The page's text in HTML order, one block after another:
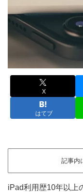
X
はてブ
記事内
iPad利用歴10年以上